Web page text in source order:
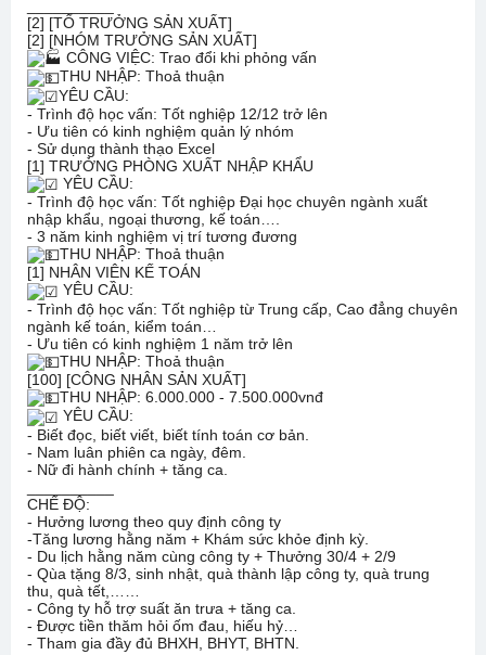
[2] [TỔ TRƯỞNG SẢN XUẤT]
[2] [NHÓM TRƯỞNG SẢN XUẤT]
CÔNG VIỆC: Trao đổi khi phỏng vấn
THU NHẬP: Thoả thuận
YÊU CẦU:
- Trình độ học vấn: Tốt nghiệp 12/12 trở lên
- Ưu tiên có kinh nghiệm quản lý nhóm
- Sử dụng thành thạo Excel
[1] TRƯỞNG PHÒNG XUẤT NHẬP KHẨU
YÊU CẦU:
- Trình độ học vấn: Tốt nghiệp Đại học chuyên ngành xuất
nhập khẩu, ngoại thương, kế toán….
- 3 năm kinh nghiệm vị trí tương đương
THU NHẬP: Thoả thuận
[1] NHÂN VIÊN KẾ TOÁN
YÊU CẦU:
- Trình độ học vấn: Tốt nghiệp từ Trung cấp, Cao đẳng chuyên
ngành kế toán, kiểm toán…
- Ưu tiên có kinh nghiệm 1 năm trở lên
THU NHẬP: Thoả thuận
[100] [CÔNG NHÂN SẢN XUẤT]
THU NHẬP: 6.000.000 - 7.500.000vnđ
YÊU CẦU:
- Biết đọc, biết viết, biết tính toán cơ bản.
- Nam luân phiên ca ngày, đêm.
- Nữ đi hành chính + tăng ca.
CHẾ ĐỘ:
- Hưởng lương theo quy định công ty
-Tăng lương hằng năm + Khám sức khỏe định kỳ.
- Du lịch hằng năm cùng công ty + Thưởng 30/4 + 2/9
- Qùa tặng 8/3, sinh nhật, quà thành lập công ty, quà trung
thu, quà tết,……
- Công ty hỗ trợ suất ăn trưa + tăng ca.
- Được tiền thăm hỏi ốm đau, hiếu hỷ…
- Tham gia đầy đủ BHXH, BHYT, BHTN.